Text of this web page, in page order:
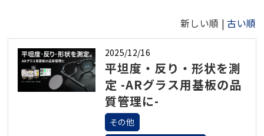
新しい順 |古い順
2025/12/16
平坦度・反り・形状を測
定 -ARグラス用基板の品
質管理に-
その他